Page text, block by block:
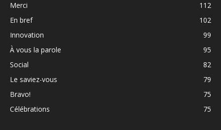
Merci
112
En bref
102
Innovation
99
À vous la parole
95
Social
82
Le saviez-vous
79
Bravo!
75
Célébrations
75